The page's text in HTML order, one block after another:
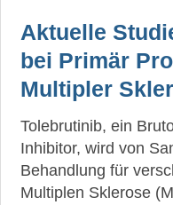
Aktuelle
bei Primär
Multipler
Tolebrutinib, ein
Inhibitor, wird von
Behandlung für
Multiplen Sklerose